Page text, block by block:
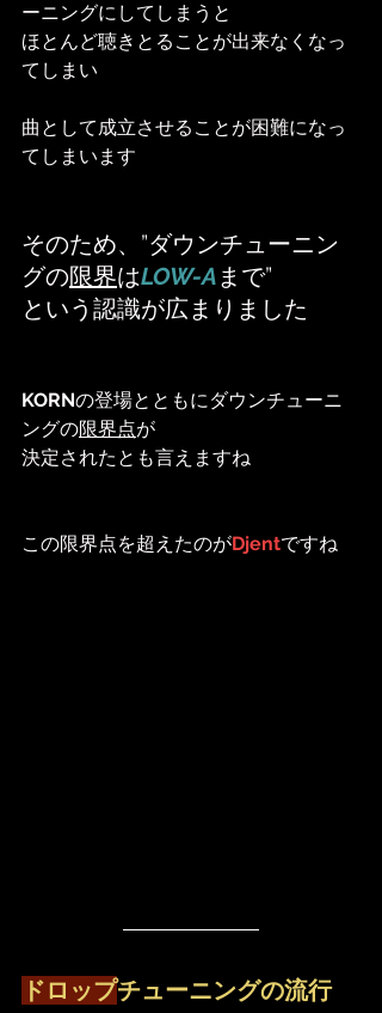
ーニングにしてしまうと
ほとんど聴きとることが出来なくなっ
てしまい
曲として成立させることが困難になっ
てしまいます
そのため、”ダウンチューニン
グの限界はLOW-Aまで”
という認識が広まりました
KORNの登場とともにダウンチューニ
ングの限界点が
決定されたとも言えますね
この限界点を超えたのがDjentですね
ドロップチューニングの流行